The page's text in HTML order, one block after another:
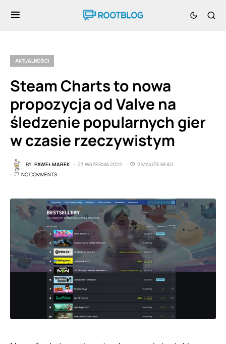
AKTUALNOŚCI
Steam Charts to nowa
propozycja od Valve na
śledzenie popularnych gier
w czasie rzeczywistym
BY PAWEŁ MAREK 23 WRZEŚNIA 2022
2 MINUTE READ
NO COMMENTS